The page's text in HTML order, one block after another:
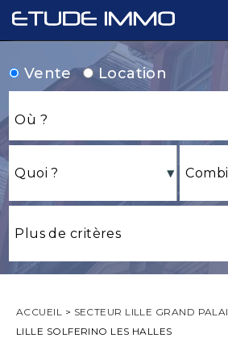
Vente Location
ACCUEIL > SECTEUR LILLE GRAND
LILLE SOLFERINO LES HALLES